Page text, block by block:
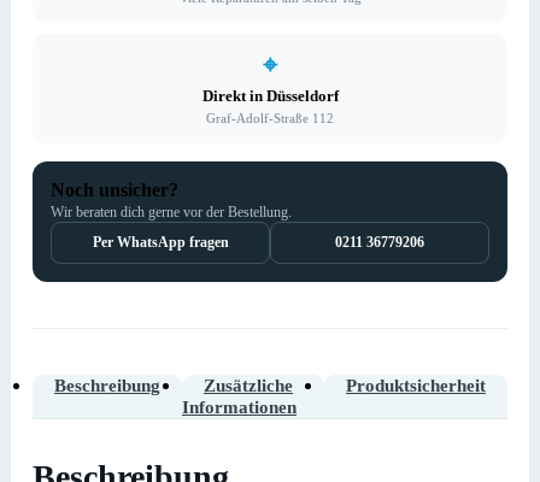
⌖
Direkt in Düsseldorf
Graf-Adolf-Straße 112
Noch unsicher?
Wir beraten dich gerne vor der Bestellung.
Per WhatsApp fragen
0211 36779206
Beschreibung
Zusätzliche
Informationen
Produktsicherheit